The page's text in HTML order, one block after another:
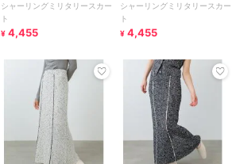
シャーリングミリタリースカー
ト
¥ 4,455
シャーリングミリタリースカー
ト
¥ 4,455